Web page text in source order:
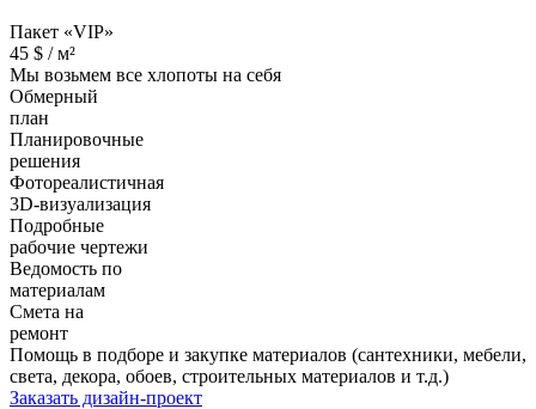
Пакет «VIP»
45 $ /м²
Мы возьмем все хлопоты на себя
Обмерный
план
Планировочные
решения
Фотореалистичная
3D-визуализация
Подробные
рабочие чертежи
Ведомость по
материалам
Смета на
ремонт
Помощь в подборе и закупке материалов (сантехники, мебели,
света, декора, обоев, строительных материалов и т.д.)
Заказать дизайн-проект